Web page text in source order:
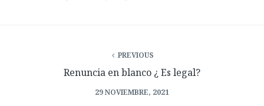
PREVIOUS
Renuncia en blanco ¿ Es legal?
29 NOVIEMBRE, 2021